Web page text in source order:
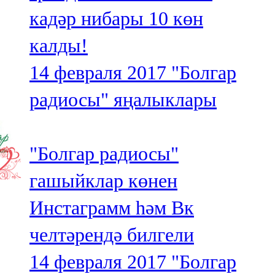
кадәр нибары 10 көн
калды!
14 февраля 2017 "Болгар
радиосы" яңалыклары
"Болгар радиосы"
гашыйклар көнен
Инстаграмм һәм Вк
челтәрендә билгели
14 февраля 2017 "Болгар